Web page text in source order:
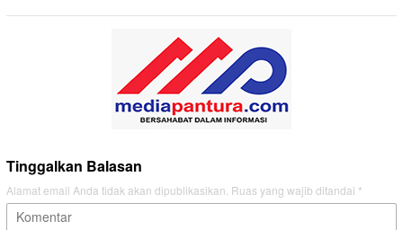
Tinggalkan Balasan
Alamat email Anda tidak akan dipublikasikan. Ruas yang wajib ditandai *